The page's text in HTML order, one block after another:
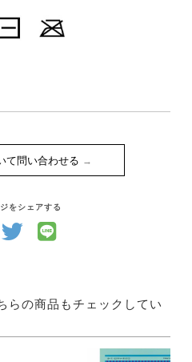
て問い合わせる
をシェアする
らの商品もチェックしてい